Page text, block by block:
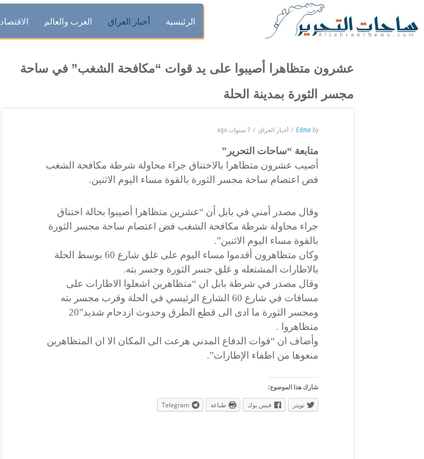
الرئيسية أخبار العراق العرب والعالم الاقتصاد
عشرون متظاهرا أصيبوا على يد قوات “مكافحة الشغب” في ساحة
مجسر الثورة بمدينة الحلة
by
Editor أخبار العراق 7 سنوات ago
متابعة “ساحات التحرير”
أصيب عشرون متظاهرا بالاختناق جراء محاولة شرطة مكافحة الشغب
فض اعتصام ساحة مجسر الثورة بالقوة مساء اليوم الاثنين.
وقال مصدر أمني في بابل أن “عشرين متظاهرا أصيبوا بحالة اختناق
جراء محاولة شرطة مكافحة الشغب فض اعتصام ساحة مجسر الثورة
بالقوة مساء اليوم الاثنين”.
وكان متظاهرون أقدموا مساء اليوم على غلق شارع 60 بوسط الحلة
بالاطارات المشتعله و غلق جسر الثورة وجسر بته.
وقال مصدر في شرطة بابل ان “متظاهرين اشعلوا الاطارات على
مسافات في شارع 60 الشارع الرئيسي في الحلة وقرب مجسر بته
ومجسر الثورة ما ادى الى قطع الطرق وحدوث ازدحام شديد”20
متظاهروا .
وأضاف ان “قوات الدفاع المدني هرعت الى المكان الا ان المتظاهرين
منعوها من اطفاء الإطارات”.
شارك هذا الموضوع:
تويتر فيس بوك طباعة Telegram